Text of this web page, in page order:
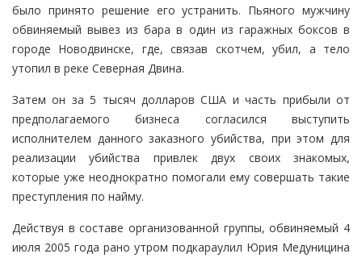
было принято решение его устранить. Пьяного мужчину
обвиняемый вывез из бара в один из гаражных боксов в
городе Новодвинске, где, связав скотчем, убил, а тело
утопил в реке Северная Двина.
Затем он за 5 тысяч долларов США и часть прибыли от
предполагаемого бизнеса согласился выступить
исполнителем данного заказного убийства, при этом для
реализации убийства привлек двух своих знакомых,
которые уже неоднократно помогали ему совершать такие
преступления по найму.
Действуя в составе организованной группы, обвиняемый 4
июля 2005 года рано утром подкараулил Юрия Медуницина